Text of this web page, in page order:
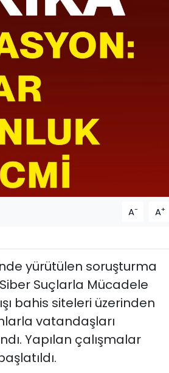
A- A+
yürütülen soruşturma
Suçlarla Mücadele
bahis siteleri üzerinden
vatandaşları
Yapılan çalışmalar